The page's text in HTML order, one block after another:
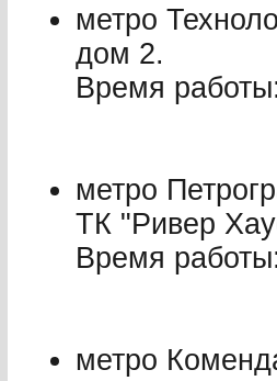
метро
дом 2.
Время
метро
ТК "Ривер
Время
метро